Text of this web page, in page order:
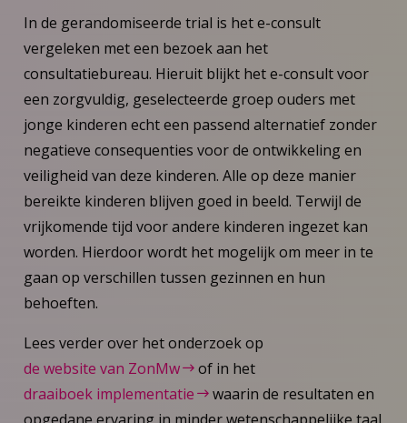
In de gerandomiseerde trial is het e-consult
vergeleken met een bezoek aan het
consultatiebureau. Hieruit blijkt het e-consult voor
een zorgvuldig, geselecteerde groep ouders met
jonge kinderen echt een passend alternatief zonder
negatieve consequenties voor de ontwikkeling en
veiligheid van deze kinderen. Alle op deze manier
bereikte kinderen blijven goed in beeld. Terwijl de
vrijkomende tijd voor andere kinderen ingezet kan
worden. Hierdoor wordt het mogelijk om meer in te
gaan op verschillen tussen gezinnen en hun
behoeften.
Lees verder over het onderzoek op
de website van ZonMw
of in het
draaiboek implementatie
waarin de resultaten en